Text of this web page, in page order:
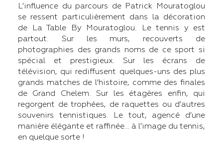
L’influence du parcours de Patrick Mouratoglou
se ressent particulièrement dans la décoration
de La Table By Mouratoglou. Le tennis y est
partout. Sur les murs, recouverts de
photographies des grands noms de ce sport si
spécial et prestigieux. Sur les écrans de
télévision, qui rediffusent quelques-uns des plus
grands matches de l’histoire, comme des finales
de Grand Chelem. Sur les étagères enfin, qui
regorgent de trophées, de raquettes ou d’autres
souvenirs tennistiques. Le tout, agencé d’une
manière élégante et raffinée… à l’image du tennis,
en quelque sorte !